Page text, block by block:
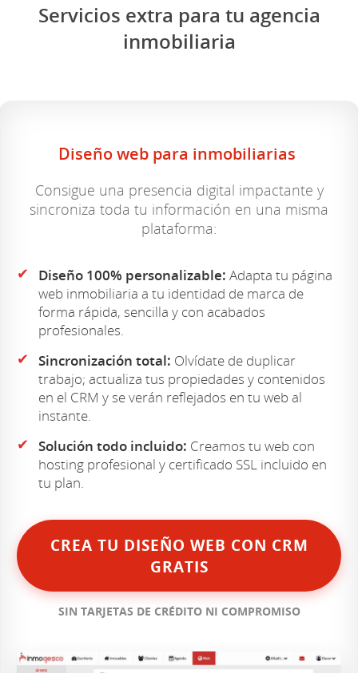
Servicios extra para tu agencia
inmobiliaria
Diseño web para inmobiliarias
Consigue una presencia digital impactante y
sincroniza toda tu información en una misma
plataforma:
✔ Diseño 100% personalizable: Adapta tu página
web inmobiliaria a tu identidad de marca de
forma rápida, sencilla y con acabados
profesionales.
✔ Sincronización total: Olvídate de duplicar
trabajo; actualiza tus propiedades y contenidos
en el CRM y se verán reflejados en tu web al
instante.
✔ Solución todo incluido: Creamos tu web con
hosting profesional y certificado SSL incluido en
tu plan.
CREA TU DISEÑO WEB CON CRM
GRATIS
SIN TARJETAS DE CRÉDITO NI COMPROMISO